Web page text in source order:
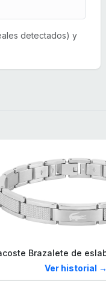
detectados) y
Ver historial →